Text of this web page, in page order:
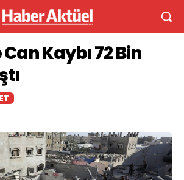
Kaybı 72 Bin